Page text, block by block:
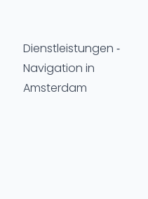
Dienstleistungen -
Navigation in
Amsterdam